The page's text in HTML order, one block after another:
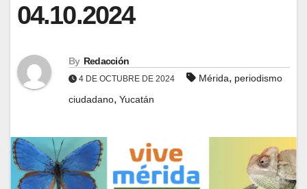
04.10.2024
By Redacción
4 DE OCTUBRE DE 2024 Mérida, periodismo
ciudadano, Yucatán